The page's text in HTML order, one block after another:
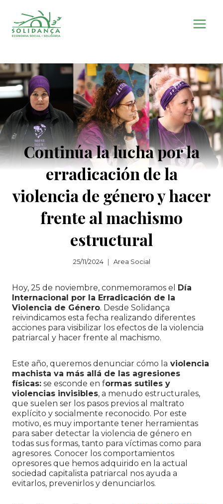
contenido
Continúa la lucha por la
erradicación de la
violencia de género y hacer
frente al machismo
estructural
25/11/2024 Area Social
Hoy, 25 de noviembre, conmemoramos el Día
Internacional por la Erradicación de la
Violencia de Género. Desde Solidança
reivindicamos esta fecha realizando diferentes
acciones para visibilizar los efectos de la violencia
patriarcal y hacer frente al machismo.
Este año, queremos denunciar cómo la violencia
machista va más allá de las agresiones
físicas: se esconde en formas sutiles y
violencias invisibles, a menudo estructurales,
que suelen ser los pasos previos al maltrato
explícito y socialmente reconocido. Por este
motivo, es muy importante tener herramientas
para saber detectar la violencia de género en
todas sus formas, tanto para víctimas como para
agresores. Conocer los comportamientos
opresores que hemos adquirido en la actual
sociedad capitalista patriarcal nos ayuda a
evitarlos, prevenirlos y denunciarlos.